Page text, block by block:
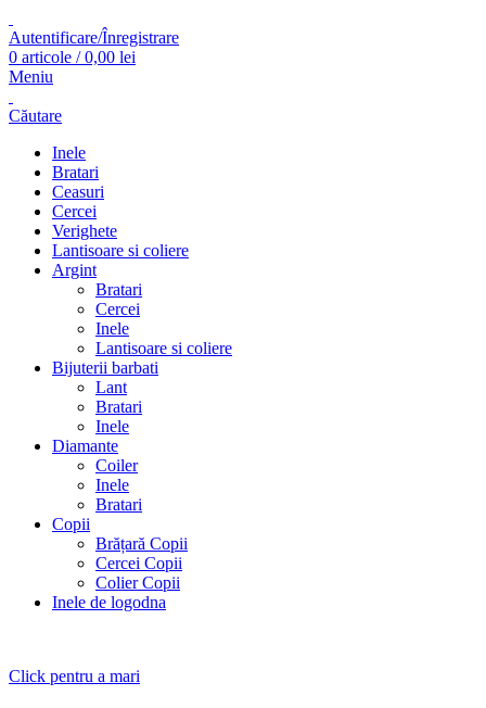
Autentificare/Înregistrare
0 articole / 0,00 lei
Meniu
Căutare
Inele
Bratari
Ceasuri
Cercei
Verighete
Lantisoare si coliere
Argint
Bratari
Cercei
Inele
Lantisoare si coliere
Bijuterii barbati
Lant
Bratari
Inele
Diamante
Coiler
Inele
Bratari
Copii
Brățară Copii
Cercei Copii
Colier Copii
Inele de logodna
Click pentru a mari